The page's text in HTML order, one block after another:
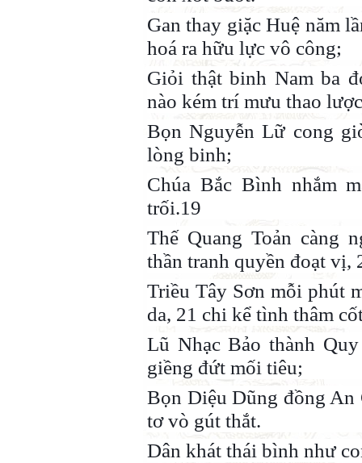
Gan thay giặc Huệ năm
hoá ra hữu lực vô công;
Giỏi thật binh Nam ba
nào kém trí mưu thao
Bọn Nguyễn Lữ cong
lòng binh;
Chúa Bắc Bình nhắm
trối.19
Thế Quang Toản càng
thần tranh quyền đoạt vị,
Triều Tây Sơn mỗi phút
da, 21 chi kể tình thâm
Lũ Nhạc Bảo thành
giềng đứt mối tiêu;
Bọn Diệu Dũng đồng An
tơ vò gút thắt.
Dân khát thái bình như